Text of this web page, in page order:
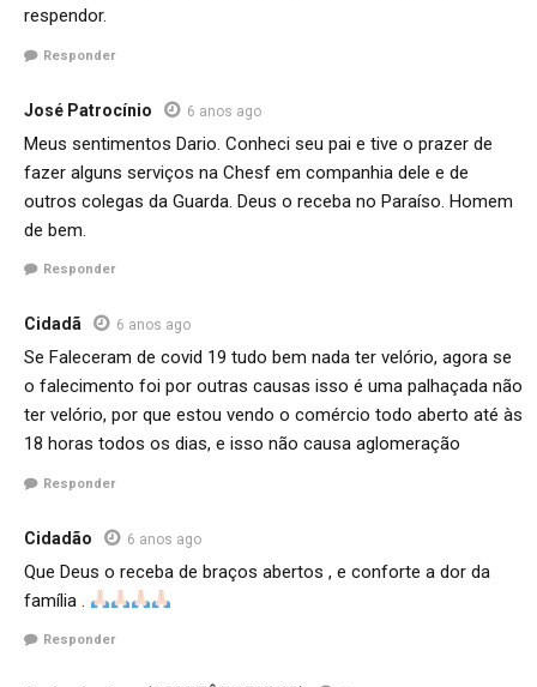
respendor.
Responder
José Patrocínio 6 anos ago
Meus sentimentos Dario. Conheci seu pai e tive o prazer de
fazer alguns serviços na Chesf em companhia dele e de
outros colegas da Guarda. Deus o receba no Paraíso. Homem
de bem.
Responder
Cidadã 6 anos ago
Se Faleceram de covid 19 tudo bem nada ter velório, agora se
o falecimento foi por outras causas isso é uma palhaçada não
ter velório, por que estou vendo o comércio todo aberto até às
18 horas todos os dias, e isso não causa aglomeração
Responder
Cidadão 6 anos ago
Que Deus o receba de braços abertos , e conforte a dor da
família .
Responder